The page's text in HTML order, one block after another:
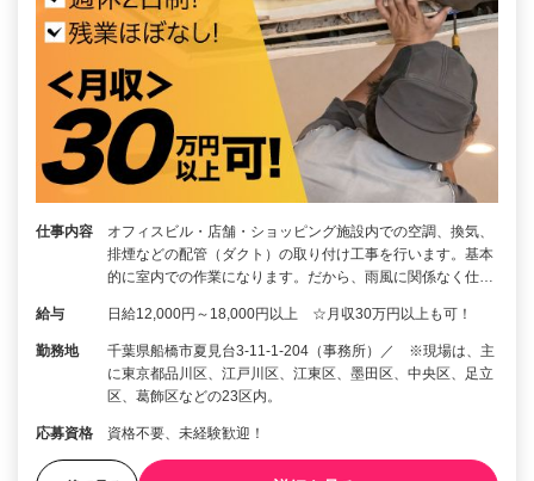
仕事内容
オフィスビル・店舗・ショッピング施設内での空調、換気、
排煙などの配管（ダクト）の取り付け工事を行います。基本
的に室内での作業になります。だから、雨風に関係なく仕…
給与 日給12,000円～18,000円以上 ☆月収30万円以上も可！
勤務地
千葉県船橋市夏見台3-11-1-204（事務所）／ ※現場は、主
に東京都品川区、江戸川区、江東区、墨田区、中央区、足立
区、葛飾区などの23区内。
応募資格 資格不要、未経験歓迎！